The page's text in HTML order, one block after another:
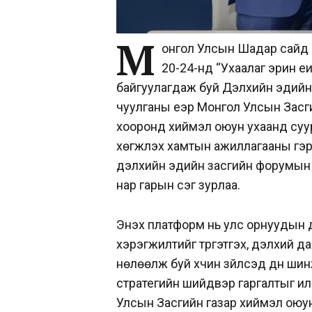
М онгол Улсын Шадар
20-24-нд “Ухаалаг эрин
байгуулагдаж буй Дэлхийн
чуулганы үеэр Монгол Улсын
хооронд хиймэл оюун ухаанд
хөгжүүлэх хамтын ажиллагааны
дэлхийн эдийн засгийн
нар гарын үсэг зурлаа.
Энэхүү платформ нь улс
хэрэгжилтийг түргэтгэх, дэлхий
нөлөөлж буй хүчин зүйлсэд дүн
стратегийн шийдвэр гаргалтыг
Улсын Засгийн газар хиймэл